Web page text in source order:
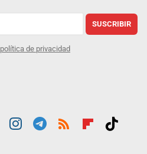
SUSCRIBIR
política de privacidad